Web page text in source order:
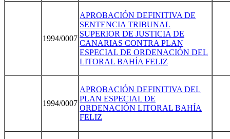
1994/0007
APROBACIÓN DEFINITIVA DE
SENTENCIA TRIBUNAL
SUPERIOR DE JUSTICIA DE
CANARIAS CONTRA PLAN
ESPECIAL DE ORDENACIÓN DEL
LITORAL BAHÍA FELIZ
1994/0007
APROBACIÓN DEFINITIVA DEL
PLAN ESPECIAL DE
ORDENACIÓN LITORAL BAHÍA
FELIZ